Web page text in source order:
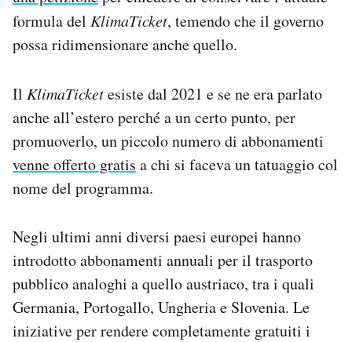
formula del KlimaTicket, temendo che il governo
possa ridimensionare anche quello.
Il KlimaTicketesiste dal 2021 e se ne era parlato
anche all’estero perché a un certo punto, per
promuoverlo, un piccolo numero di abbonamenti
venne offerto gratis a chi si faceva un tatuaggio col
nome del programma.
Negli ultimi anni diversi paesi europei hanno
introdotto abbonamenti annuali per il trasporto
pubblico analoghi a quello austriaco, tra i quali
Germania, Portogallo, Ungheria e Slovenia. Le
iniziative per rendere completamente gratuiti i